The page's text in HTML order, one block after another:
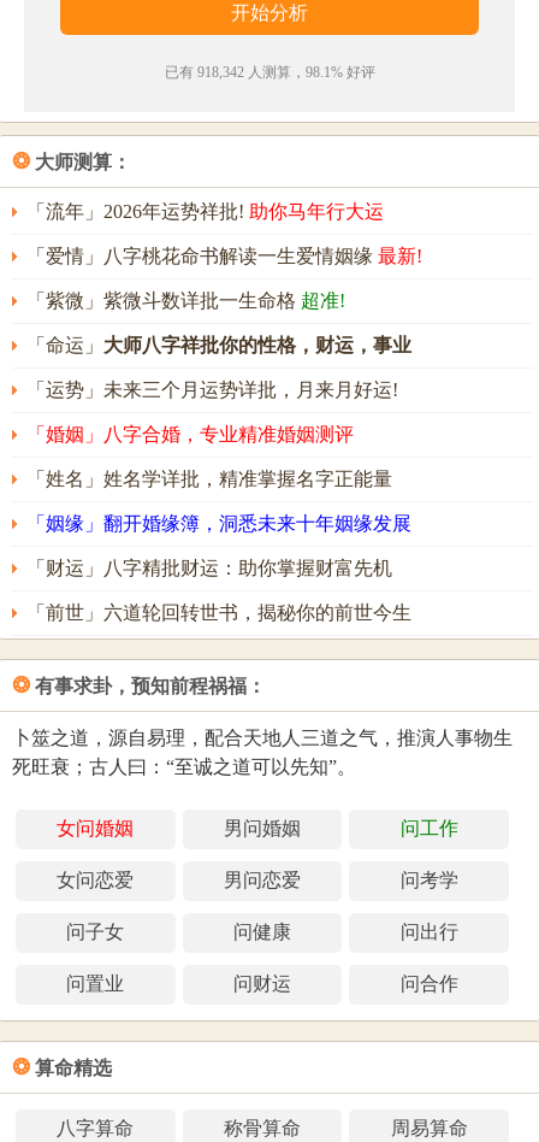
谋，富有决断力和执行力，领导力强。其人意志坚
定，做事有计划，有耐心，能团结众人，调配各种资
运添名字能打多少分？
运添名字评分为：91分（评分由卜易居根据姓名五格
已有 918,342 人测算，98.1% 好评
❂ 大师测算：
「流年」2026年运势祥批! 助你马年行大运
「爱情」八字桃花命书解读一生爱情姻缘 最新!
「紫微」紫微斗数详批一生命格 超准!
「命运」 大师八字祥批你的性格，财运，事业
「运势」未来三个月运势详批，月来月好运!
「婚姻」八字合婚，专业精准婚姻测评
「姓名」姓名学详批，精准掌握名字正能量
「姻缘」翻开婚缘簿，洞悉未来十年姻缘发展
「财运」八字精批财运：助你掌握财富先机
「前世」六道轮回转世书，揭秘你的前世今生
❂ 有事求卦，预知前程祸福：
卜筮之道，源自易理，配合天地人三道之气，推演人事物生
死旺衰；古人曰：“至诚之道可以先知”。
女问婚姻 男问婚姻 问工作
女问恋爱 男问恋爱 问考学
问子女 问健康 问出行
问置业 问财运 问合作
❂ 算命精选
八字算命 称骨算命 周易算命